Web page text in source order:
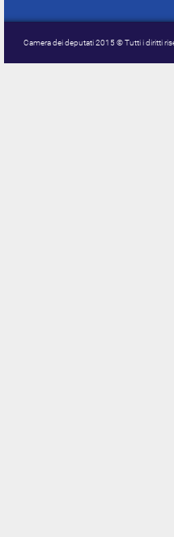
Camera dei deputati 2015 © Tutti i diritti